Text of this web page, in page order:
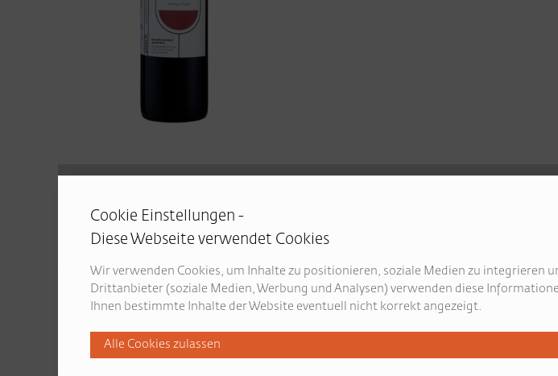
Literarische Weinbeschreibung
Viele Jahre hat Madame Blau am Buckel und ebenso viel mitgemacht. Doch auch ein
weil sie blau machen will, sondern um mit ihren roten Tropfen für Liebe und Zusammenhalt
Cookie Einstellungen -
Diese Webseite verwendet Cookies
Wir verwenden Cookies, um Inhalte zu positionieren, soziale Medien zu integrieren
Drittanbieter (soziale Medien, Werbung und Analysen) verwenden diese
Ihnen bestimmte Inhalte der Website eventuell nicht korrekt angezeigt.